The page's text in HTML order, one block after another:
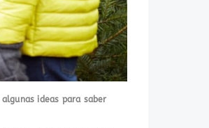
ideas para saber